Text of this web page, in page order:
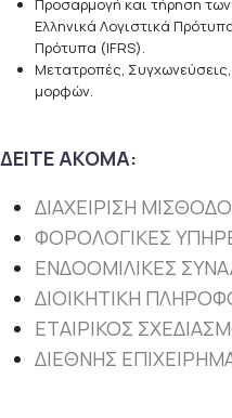
Προσαρμογή και τήρηση
Ελληνικά Λογιστικά
Πρότυπα (IFRS).
Μετατροπές,
μορφών.
ΔΕΙΤΕ ΑΚΟΜΑ:
ΔΙΑΧΕΙΡΙΣΗ
ΦΟΡΟΛΟΓΙΚΕΣ
ΕΝΔΟΟΜΙΛΙΚΕΣ
ΔΙΟΙΚΗΤΙΚΗ
ΕΤΑΙΡΙΚΟΣ
ΔΙΕΘΝΗΣ